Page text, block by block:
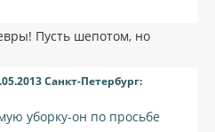
Пусть шепотом, но
Санкт-Петербург:
уборку-он по просьбе